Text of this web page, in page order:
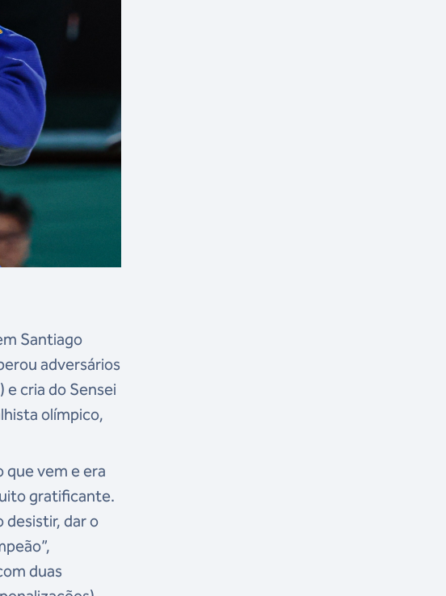
Santiago
adversários
e cria do Sensei
olímpico,
que vem e era
gratificante.
desistir, dar o
duas